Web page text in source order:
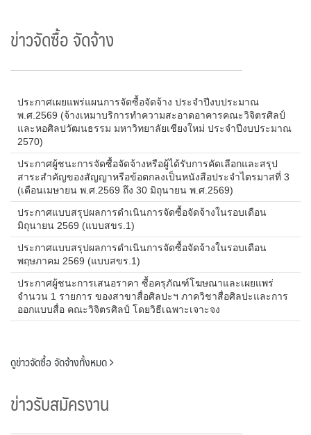
ข่าวจัดซื้อ จัดจ้าง
ประกาศเผยแพร่แผนการจัดซื้อจัดจ้าง ประจำปีงบประมาณ
พ.ศ.2569 (จ้างเหมาบริการทำความสะอาดอาคารคณะวิจิตรศิลป์
และหอศิลปวัฒนธรรม มหาวิทยาลัยเชียงใหม่ ประจำปีงบประมาณ
2570)
ประกาศผู้ชนะการจัดซื้อจัดจ้างหรือผู้ได้รับการคัดเลือกและสรุป
สาระสำคัญของสัญญาหรือข้อตกลงเป็นหนังสือประจำไตรมาสที่ 3
(เดือนเมษายน พ.ศ.2569 ถึง 30 มิถุนายน พ.ศ.2569)
ประกาศแบบสรุปผลการดำเนินการจัดซื้อจัดจ้างในรอบเดือน
มิถุนายน 2569 (แบบสขร.1)
ประกาศแบบสรุปผลการดำเนินการจัดซื้อจัดจ้างในรอบเดือน
พฤษภาคม 2569 (แบบสขร.1)
ประกาศผู้ชนะการเสนอราคา ซื้อครุภัณฑ์โฆษณาและเผยแพร่
จำนวน 1 รายการ ของสาขาสื่อศิลปะฯ ภาควิชาสื่อศิลปะและการ
ออกแบบสื่อ คณะวิจิตรศิลป์ โดยวิธีเฉพาะเจาะจง
ดูข่าวจัดซื้อ จัดจ้างทั้งหมด
ข่าวรับสมัครงาน